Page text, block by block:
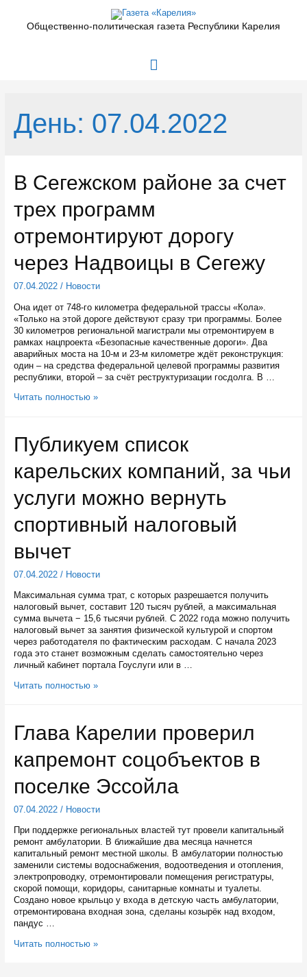
содержимомуОбщественно-политическая газета Республики Карелия
Главное
День: 07.04.2022
В Сегежском районе за счет
трех программ
отремонтируют дорогу
через Надвоицы в Сегежу
07.04.2022/ Новости
Она идет от 748-го километра федеральной трассы «Кола».
«Только на этой дороге действуют сразу три программы. Более
30 километров региональной магистрали мы отремонтируем в
рамках нацпроекта «Безопасные качественные дороги». Два
аварийных моста на 10-м и 23-м километре ждёт реконструкция:
один – на средства федеральной целевой программы развития
республики, второй – за счёт реструктуризации госдолга. В …
В
счет
трех
программ
отремонтируют
через
в
Читать полностью »
Публикуем список
карельских компаний, за чьи
услуги можно вернуть
спортивный налоговый
вычет
07.04.2022/ Новости
Максимальная сумма трат, с которых разрешается получить
налоговый вычет, составит 120 тысяч рублей, а максимальная
сумма вычета − 15,6 тысячи рублей. С 2022 года можно получить
налоговый вычет за занятия физической культурой и спортом
через работодателя по фактическим расходам. С начала 2023
года это станет возможным сделать самостоятельно через
личный кабинет портала Гоуслуги или в …
Публикуем
чьи
услуги
можно
спортивный
вычет
Читать полностью »
Глава Карелии проверил
капремонт соцобъектов в
поселке Эссойла
07.04.2022/ Новости
При поддержке региональных властей тут провели капитальный
ремонт амбулатории. В ближайшие два месяца начнется
капитальный ремонт местной школы. В амбулатории полностью
заменили системы водоснабжения, водоотведения и отопления,
электропроводку, отремонтировали помещения регистратуры,
скорой помощи, коридоры, санитарные комнаты и туалеты.
Создано новое крыльцо у входа в детскую часть амбулатории,
отремонтирована входная зона, сделаны козырёк над входом,
пандус …
Глава
Читать полностью »